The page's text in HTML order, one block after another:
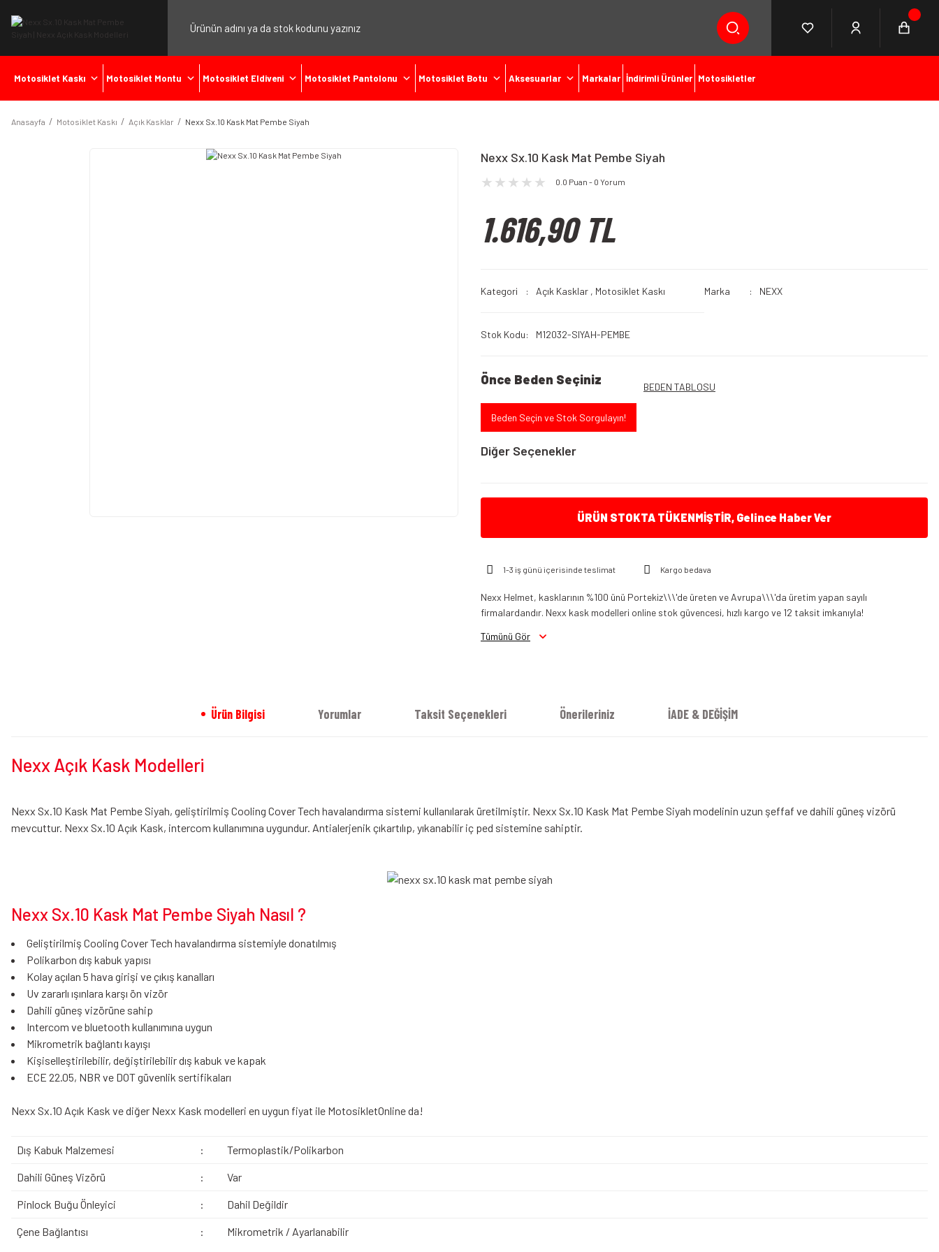
Motosiklet Kaskı Motosiklet Montu Motosiklet Eldiveni Motosiklet Pantolonu Motosiklet Botu Aksesuarlar Markalar İndirimli Ürünler Motosikletler
Anasayfa Motosiklet Kaskı Açık Kasklar Nexx Sx.10 Kask Mat Pembe Siyah
Nexx Sx.10 Kask Mat Pembe Siyah
0.0 Puan - 0 Yorum
1.616,90 TL
Kategori Açık Kasklar , Motosiklet Kaskı Marka NEXX
Stok Kodu M12032-SIYAH-PEMBE
Önce Beden Seçiniz BEDEN TABLOSU
Beden Seçin ve Stok Sorgulayın!
Diğer Seçenekler
Nexx Sx.10 Kask Siyah Beyaz
Nexx Sx.10 Kask Mat Siyah
ÜRÜN STOKTA TÜKENMİŞTİR, Gelince Haber Ver
1-3 iş günü içerisinde teslimat Kargo bedava
Nexx Helmet, kasklarının %100 ünü Portekiz\\\'de üreten ve Avrupa\\\'da üretim yapan sayılı
firmalardandır. Nexx kask modelleri online stok güvencesi, hızlı kargo ve 12 taksit imkanıyla!
Tümünü Gör
Ürün Bilgisi Yorumlar Taksit Seçenekleri Önerileriniz İADE & DEĞİŞİM
Nexx Açık Kask Modelleri
Nexx Sx.10 Kask Mat Pembe Siyah, geliştirilmiş Cooling Cover Tech havalandırma sistemi kullanılarak üretilmiştir. Nexx Sx.10 Kask Mat Pembe Siyah modelinin uzun şeffaf ve dahili güneş vizörü
mevcuttur. Nexx Sx.10 Açık Kask, intercom kullanımına uygundur. Antialerjenik çıkartılıp, yıkanabilir iç ped sistemine sahiptir.
Nexx Sx.10 Kask Mat Pembe Siyah Nasıl ?
Geliştirilmiş Cooling Cover Tech havalandırma sistemiyle donatılmış
Polikarbon dış kabuk yapısı
Kolay açılan 5 hava girişi ve çıkış kanalları
Uv zararlı ışınlara karşı ön vizör
Dahili güneş vizörüne sahip
Intercom ve bluetooth kullanımına uygun
Mikrometrik bağlantı kayışı
Kişiselleştirilebilir, değiştirilebilir dış kabuk ve kapak
ECE 22.05, NBR ve DOT güvenlik sertifikaları
Nexx Sx.10 Açık Kask ve diğer Nexx Kask modelleri en uygun fiyat ile MotosikletOnline da!
Dış Kabuk Malzemesi : Termoplastik/Polikarbon
Dahili Güneş Vizörü : Var
Pinlock Buğu Önleyici : Dahil Değildir
Çene Bağlantısı : Mikrometrik / Ayarlanabilir